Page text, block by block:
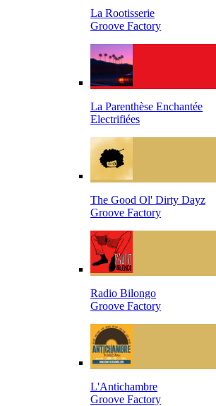
La Rootisserie
Groove Factory
La Parenthèse Enchantée
Electrifiées
The Good Ol' Dirty Dayz
Groove Factory
Radio Bilongo
Groove Factory
L'Antichambre
Groove Factory